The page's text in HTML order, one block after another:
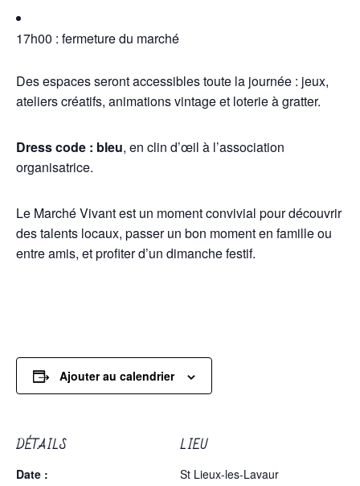
17h00 : fermeture du marché
Des espaces seront accessibles toute la journée : jeux,
ateliers créatifs, animations vintage et loterie à gratter.
Dress code : bleu, en clin d’œil à l’association
organisatrice.
Le Marché Vivant est un moment convivial pour découvrir
des talents locaux, passer un bon moment en famille ou
entre amis, et profiter d’un dimanche festif.
Ajouter au calendrier
DÉTAILS
Date :
LIEU
St Lieux-les-Lavaur